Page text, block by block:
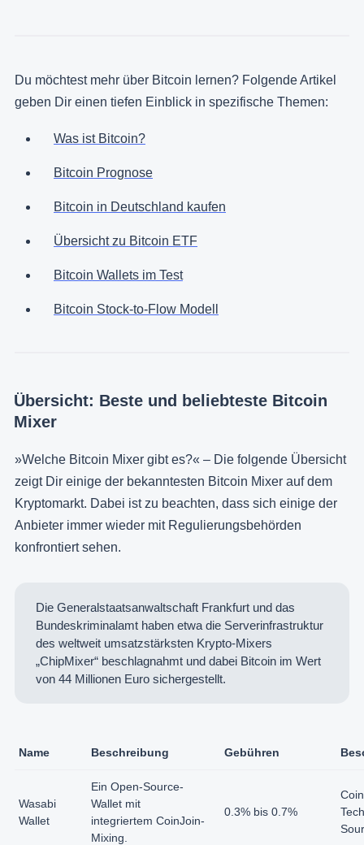
Du möchtest mehr über Bitcoin lernen? Folgende Artikel
geben Dir einen tiefen Einblick in spezifische Themen:
Was ist Bitcoin?
Bitcoin Prognose
Bitcoin in Deutschland kaufen
Übersicht zu Bitcoin ETF
Bitcoin Wallets im Test
Bitcoin Stock-to-Flow Modell
Übersicht: Beste und beliebteste Bitcoin
Mixer
»Welche Bitcoin Mixer gibt es?« – Die folgende Übersicht
zeigt Dir einige der bekanntesten Bitcoin Mixer auf dem
Kryptomarkt. Dabei ist zu beachten, dass sich einige der
Anbieter immer wieder mit Regulierungsbehörden
konfrontiert sehen.
Die Generalstaatsanwaltschaft Frankfurt und das
Bundeskriminalamt haben etwa die Serverinfrastruktur
des weltweit umsatzstärksten Krypto-Mixers
„ChipMixer“ beschlagnahmt und dabei Bitcoin im Wert
von 44 Millionen Euro sichergestellt.
Name Beschreibung Gebühren
Wasabi
Wallet
Ein Open-Source-
Wallet mit
integriertem CoinJoin-
Mixing.
0.3% bis 0.7%